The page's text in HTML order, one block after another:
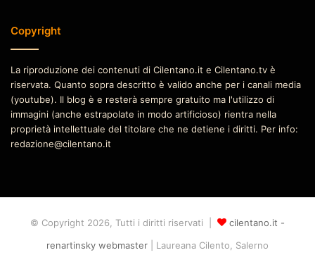
Copyright
La riproduzione dei contenuti di Cilentano.it e Cilentano.tv è
riservata. Quanto sopra descritto è valido anche per i canali media
(youtube). Il blog è e resterà sempre gratuito ma l'utilizzo di
immagini (anche estrapolate in modo artificioso) rientra nella
proprietà intellettuale del titolare che ne detiene i diritti. Per info:
redazione@cilentano.it
© Copyright 2026, Tutti i diritti riservati |
cilentano.it -
renartinsky webmaster | Laureana Cilento, Salerno